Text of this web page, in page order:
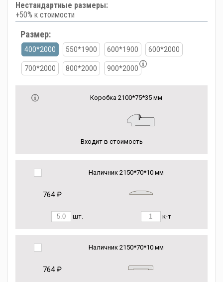
Нестандартные размеры:
+50% к стоимости
Размер:
400*2000 550*1900 600*1900 600*2000
700*2000 800*2000 900*2000
Коробка 2100*75*35 мм
Входит в стоимость
Наличник 2150*70*10 мм
764 ₽
шт. к-т
Наличник 2150*70*10 мм
764 ₽